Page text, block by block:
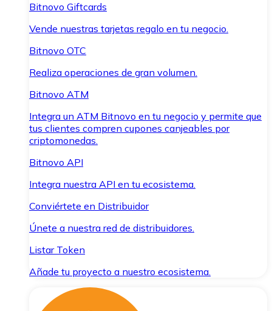
Bitnovo Giftcards
Vende nuestras tarjetas regalo en tu negocio.
Bitnovo OTC
Realiza operaciones de gran volumen.
Bitnovo ATM
Integra un ATM Bitnovo en tu negocio y permite que
tus clientes compren cupones canjeables por
criptomonedas.
Bitnovo API
Integra nuestra API en tu ecosistema.
Conviértete en Distribuidor
Únete a nuestra red de distribuidores.
Listar Token
Añade tu proyecto a nuestro ecosistema.